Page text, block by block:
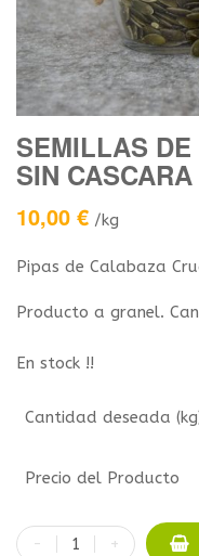
SEMILLAS
SIN CASCARA
10,00 € /kg
Pipas de Calabaza
Producto a granel.
En stock !!
Cantidad deseada
Precio del Producto